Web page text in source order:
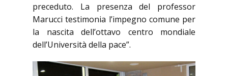
preceduto. La presenza del professor
Marucci testimonia l’impegno comune per
la nascita dell’ottavo centro mondiale
dell’Università della pace”.